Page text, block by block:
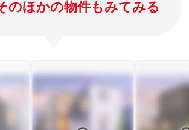
のほかの物件もみてみる